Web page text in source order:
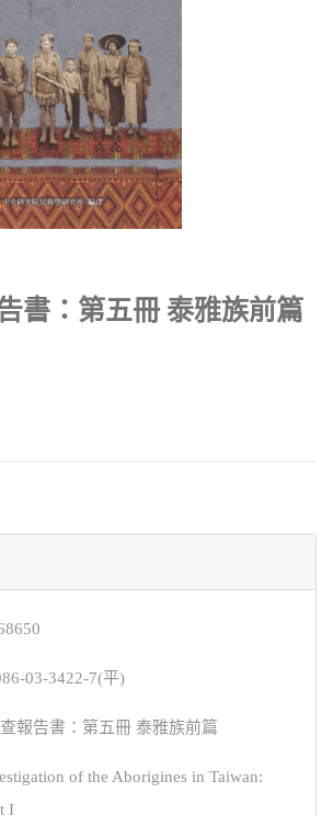
書：第五冊 泰雅族前篇
03-3422-7(平)
報告書：第五冊 泰雅族前篇
of the Aborigines in Taiwan:
I